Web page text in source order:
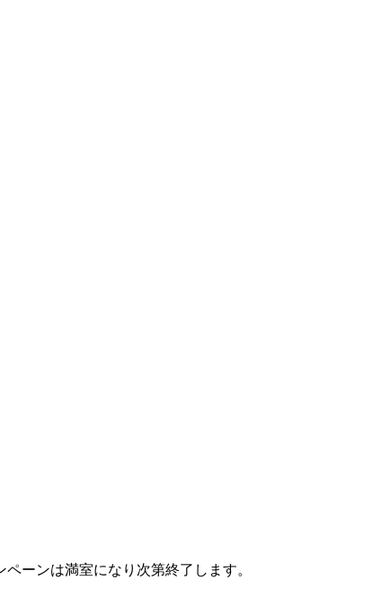
ーンは満室になり次第終了します。